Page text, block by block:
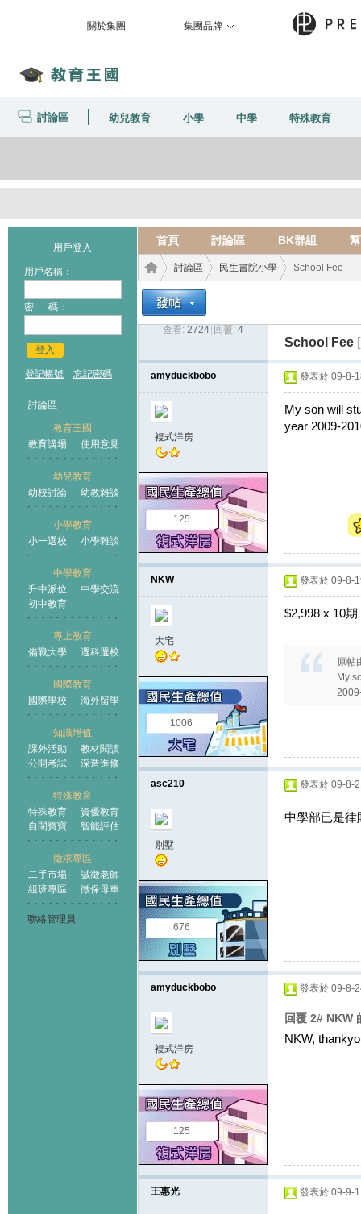
關於集團 集團品牌
討論區 幼兒教育 小學 中學 特殊教育
用戶登入
用戶名稱：
密 碼：
登入
登記帳號 忘記密碼
討論區
教育王國
教育講場
使用意見
幼兒教育
幼校討論
幼教雜談
小學教育
小一選校
小學雜談
中學教育
升中派位
中學交流
初中教育
專上教育
備戰大學
選科選校
國際教育
國際學校
海外留學
知識增值
課外活動
教材閱讀
公開考試
深造進修
特殊教育
特殊教育
資優教育
自閉寶寶
智能評估
徵求專區
二手市場
誠徵老師
組班專區
徵保母車
聯絡管理員
首頁 討論區 BK群組
王國
討論區 民生書院小學 School Fee
查看: 2724 回覆: 4
School Fee
amyduckbobo
複式洋房
125
發表於 09-8-
My son will
year 2009-
NKW
大宅
1006
發表於 09-8-
$2,998 x 10期
原帖
My
asc210
別墅
676
發表於 09-8-
中學部已是律
amyduckbobo
複式洋房
125
發表於 09-8-
回覆 2# NKW
NKW,
王惠光 發表於 09-9-